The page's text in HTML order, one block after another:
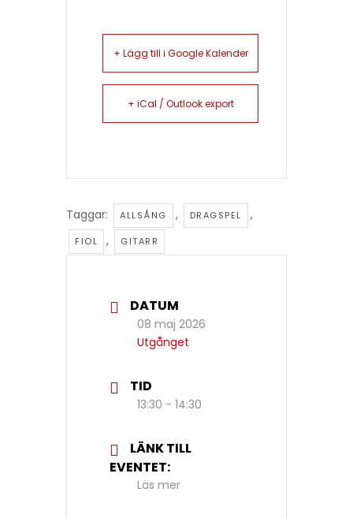
+ Lägg till i Google Kalender
+ iCal / Outlook export
Taggar: ALLSÅNG , DRAGSPEL ,
FIOL , GITARR
DATUM
08 maj 2026
Utgånget
TID
13:30 - 14:30
LÄNK TILL
EVENTET:
Läs mer